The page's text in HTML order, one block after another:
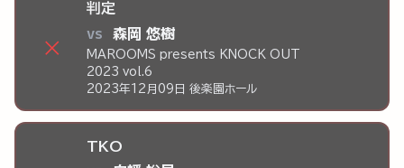
×
判定
vs 森岡 悠樹
MAROOMS presents KNOCK OUT
2023 vol.6
2023年12月09日 後楽園ホール
TKO